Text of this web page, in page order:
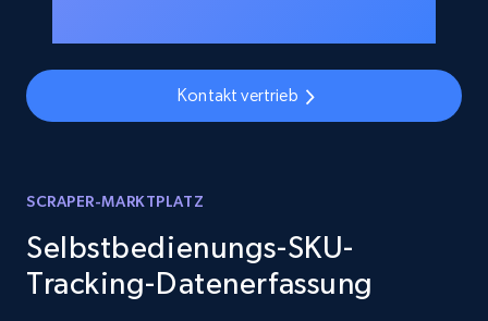
Kontakt vertrieb
SCRAPER-MARKTPLATZ
Selbstbedienungs-SKU-
Tracking-Datenerfassung